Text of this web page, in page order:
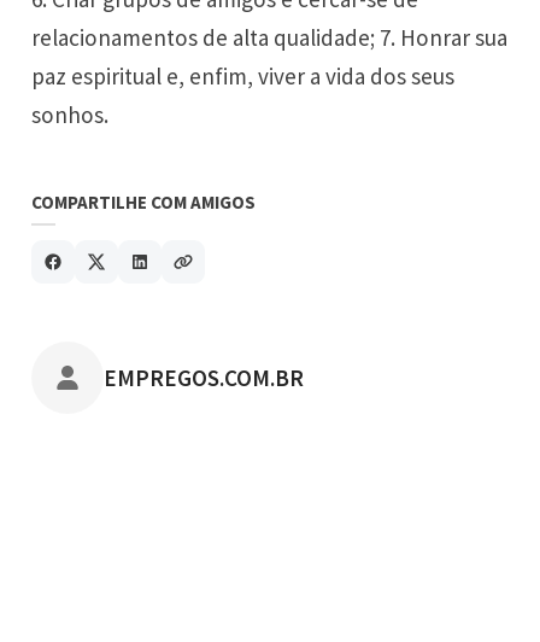
relacionamentos de alta qualidade; 7. Honrar sua
paz espiritual e, enfim, viver a vida dos seus
sonhos.
COMPARTILHE COM AMIGOS
POSTADO POR
EMPREGOS.COM.BR